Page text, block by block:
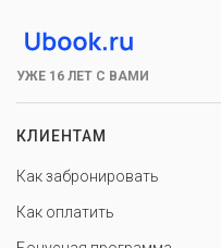
УЖЕ 16 ЛЕТ С ВАМИ
КЛИЕНТАМ
Как забронировать
Как оплатить